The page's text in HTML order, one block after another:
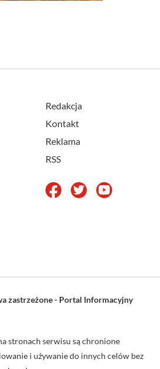
Redakcja
Kontakt
Reklama
RSS
zastrzeżone - Portal Informacyjny
stronach serwisu są chronione
i używanie do innych celów bez